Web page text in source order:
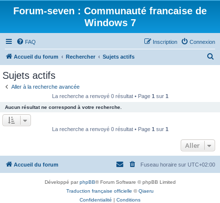
Forum-seven : Communauté francaise de
Windows 7
FAQ Connexion
Inscription
Accueil du forum Rechercher Sujets actifs
e
r
Sujets actifs
Aller à la recherche avancée
La recherche a renvoyé 0 résultat • Page 1 sur 1
Aucun résultat ne correspond à votre recherche.
La recherche a renvoyé 0 résultat • Page 1 sur 1
Aller
Accueil du forum Fuseau horaire sur UTC+02:00
Développé parphpBB® Forum Software © phpBB Limited
Traduction française officielle ©Qiaeru
Confidentialité | Conditions